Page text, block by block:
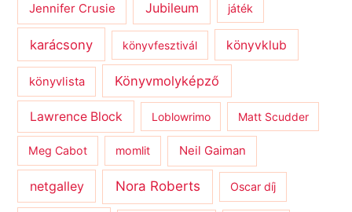
Jennifer Crusie Jubileum játék
karácsony könyvfesztivál könyvklub
könyvlista Könyvmolyképző
Lawrence Block Loblowrimo Matt Scudder
Meg Cabot momlit Neil Gaiman
netgalley Nora Roberts Oscar díj